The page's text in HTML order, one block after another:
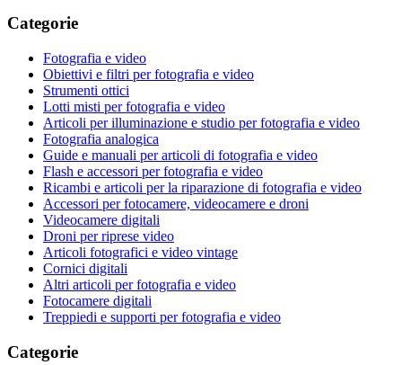
Categorie
Fotografia e video
Obiettivi e filtri per fotografia e video
Strumenti ottici
Lotti misti per fotografia e video
Articoli per illuminazione e studio per fotografia e video
Fotografia analogica
Guide e manuali per articoli di fotografia e video
Flash e accessori per fotografia e video
Ricambi e articoli per la riparazione di fotografia e video
Accessori per fotocamere, videocamere e droni
Videocamere digitali
Droni per riprese video
Articoli fotografici e video vintage
Cornici digitali
Altri articoli per fotografia e video
Fotocamere digitali
Treppiedi e supporti per fotografia e video
Categorie